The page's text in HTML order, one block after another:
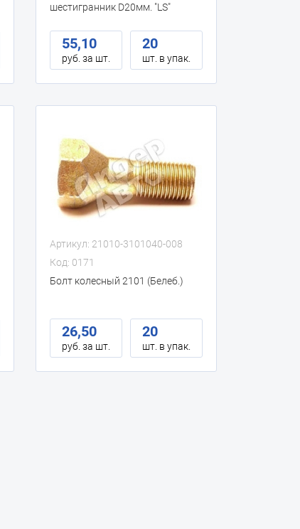
шестигранник D20мм. "LS"
55,10
руб. за шт.
20
шт. в упак.
Артикул: 21010-3101040-008
Код: 0171
Болт колесный 2101 (Белеб.)
26,50
руб. за шт.
20
шт. в упак.